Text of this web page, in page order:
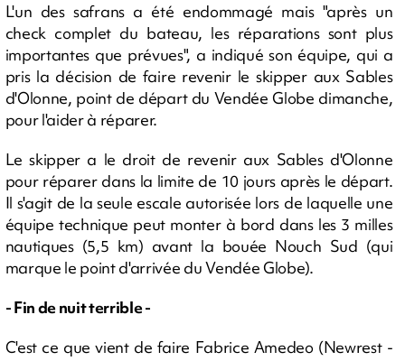
L'un des safrans a été endommagé mais "après un
check complet du bateau, les réparations sont plus
importantes que prévues", a indiqué son équipe, qui a
pris la décision de faire revenir le skipper aux Sables
d'Olonne, point de départ du Vendée Globe dimanche,
pour l'aider à réparer.
Le skipper a le droit de revenir aux Sables d'Olonne
pour réparer dans la limite de 10 jours après le départ.
Il s'agit de la seule escale autorisée lors de laquelle une
équipe technique peut monter à bord dans les 3 milles
nautiques (5,5 km) avant la bouée Nouch Sud (qui
marque le point d'arrivée du Vendée Globe).
- Fin de nuit terrible -
C'est ce que vient de faire Fabrice Amedeo (Newrest -